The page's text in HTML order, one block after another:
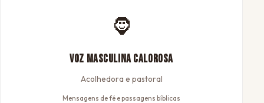
🧔
Voz Masculina Calorosa
Acolhedora e pastoral
Mensagens de fé e passagens bíblicas